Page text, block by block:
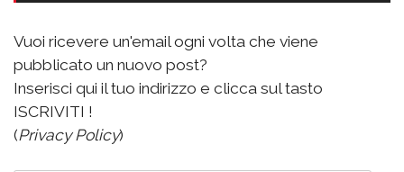
Vuoi ricevere un'email ogni volta che viene
pubblicato un nuovo post?
Inserisci qui il tuo indirizzo e clicca sul tasto
ISCRIVITI !
(Privacy Policy)